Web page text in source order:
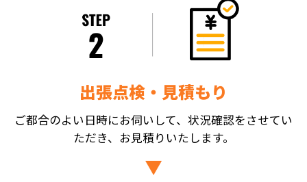
出張点検・見積もり
ご都合のよい日時にお伺いして、状況確認をさせてい
ただき、お見積りいたします。